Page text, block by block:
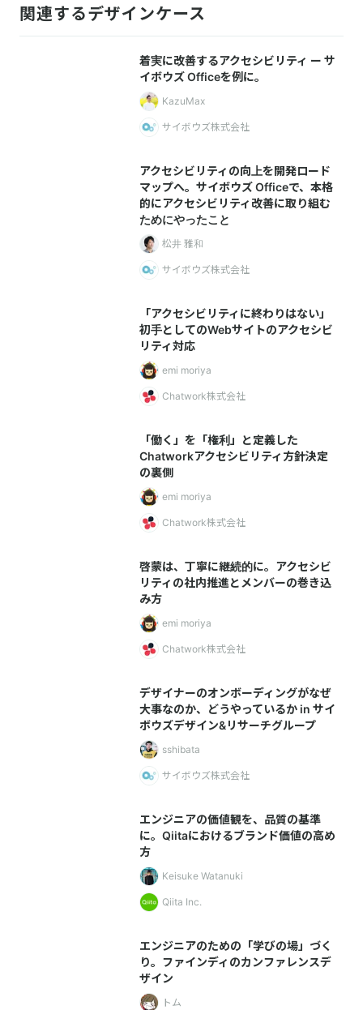
関連するデザインケース
着実に改善するアクセシビリティ ー サ
イボウズ Officeを例に。
KazuMax
サイボウズ株式会社
アクセシビリティの向上を開発ロード
マップへ。サイボウズ Officeで、本格
的にアクセシビリティ改善に取り組む
ためにやったこと
松井 雅和
サイボウズ株式会社
「アクセシビリティに終わりはない」
初手としてのWebサイトのアクセシビ
リティ対応
emi moriya
Chatwork株式会社
「働く」を「権利」と定義した
Chatworkアクセシビリティ方針決定
の裏側
emi moriya
Chatwork株式会社
啓蒙は、丁寧に継続的に。アクセシビ
リティの社内推進とメンバーの巻き込
み方
emi moriya
Chatwork株式会社
デザイナーのオンボーディングがなぜ
大事なのか、どうやっているか in サイ
ボウズデザイン&リサーチグループ
sshibata
サイボウズ株式会社
エンジニアの価値観を、品質の基準
に。Qiitaにおけるブランド価値の高め
方
Keisuke Watanuki
Qiita Inc.
エンジニアのための「学びの場」づく
り。ファインディのカンファレンスデ
ザイン
トム